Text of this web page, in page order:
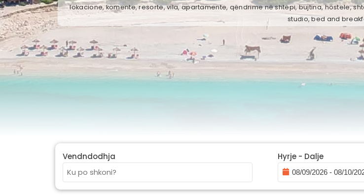
lokacione, komente, resorte, vila, apartamente, qëndrime në shtëpi, bujtina, hostele,
studio, bed and
Vendndodhja Hyrje - Dalje